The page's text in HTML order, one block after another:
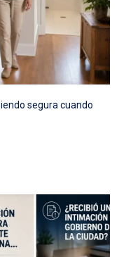
segura cuando